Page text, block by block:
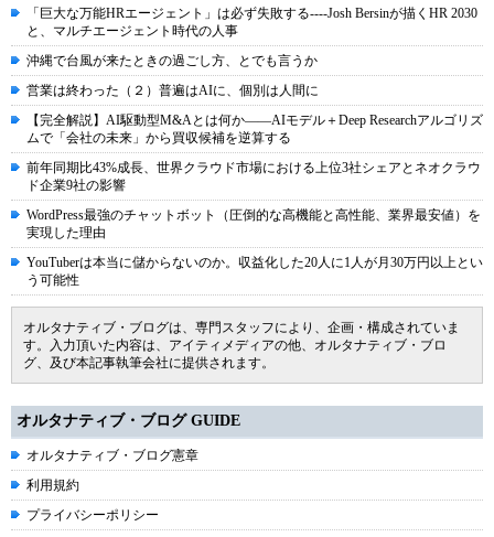
「巨大な万能HRエージェント」は必ず失敗する----Josh Bersinが描くHR 2030
と、マルチエージェント時代の人事
沖縄で台風が来たときの過ごし方、とでも言うか
営業は終わった（２）普遍はAIに、個別は人間に
【完全解説】AI駆動型M&Aとは何か――AIモデル＋Deep Researchアルゴリズ
ムで「会社の未来」から買収候補を逆算する
前年同期比43%成長、世界クラウド市場における上位3社シェアとネオクラウ
ド企業9社の影響
WordPress最強のチャットボット（圧倒的な高機能と高性能、業界最安値）を
実現した理由
YouTuberは本当に儲からないのか。収益化した20人に1人が月30万円以上とい
う可能性
オルタナティブ・ブログは、専門スタッフにより、企画・構成されていま
す。入力頂いた内容は、アイティメディアの他、オルタナティブ・ブロ
グ、及び本記事執筆会社に提供されます。
オルタナティブ・ブログ GUIDE
オルタナティブ・ブログ憲章
利用規約
プライバシーポリシー